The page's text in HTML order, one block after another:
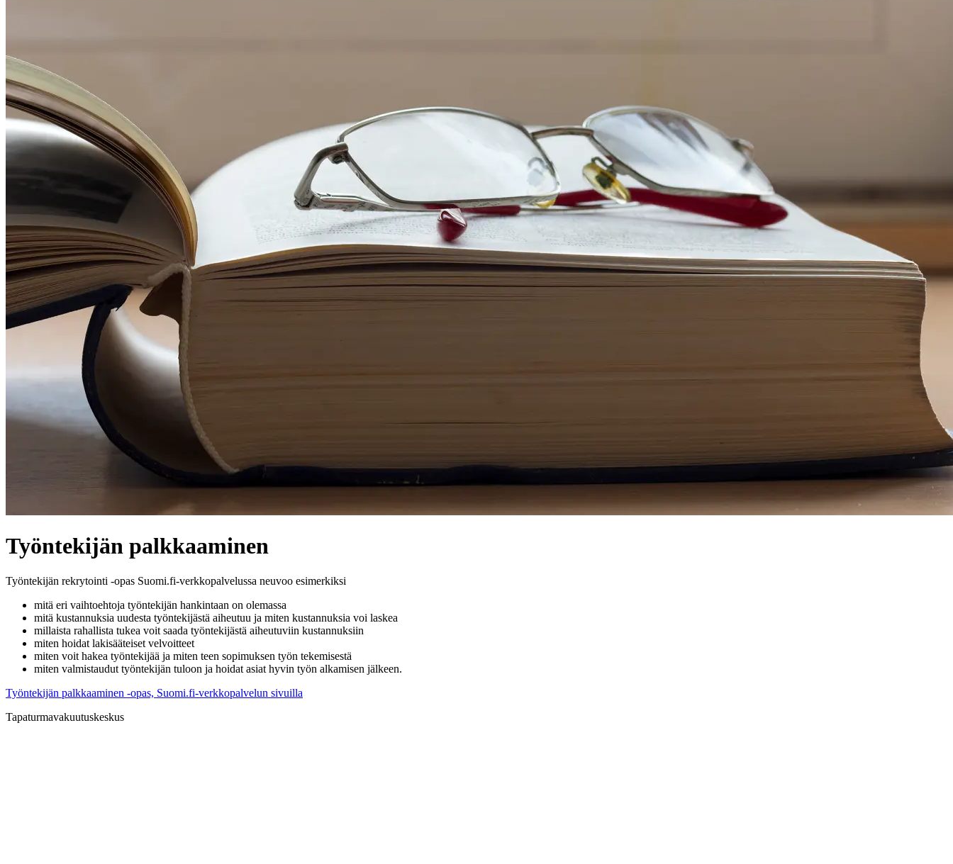
Työntekijän palkkaaminen
Työntekijän rekrytointi -opas Suomi.fi-verkkopalvelussa neuvoo esimerkiksi
mitä eri vaihtoehtoja työntekijän hankintaan on olemassa
mitä kustannuksia uudesta työntekijästä aiheutuu ja miten kustannuksia voi laskea
millaista rahallista tukea voit saada työntekijästä aiheutuviin kustannuksiin
miten hoidat lakisääteiset velvoitteet
miten voit hakea työntekijää ja miten teen sopimuksen työn tekemisestä
miten valmistaudut työntekijän tuloon ja hoidat asiat hyvin työn alkamisen jälkeen.
Työntekijän palkkaaminen -opas, Suomi.fi-verkkopalvelun sivuilla
Tapaturmavakuutuskeskus